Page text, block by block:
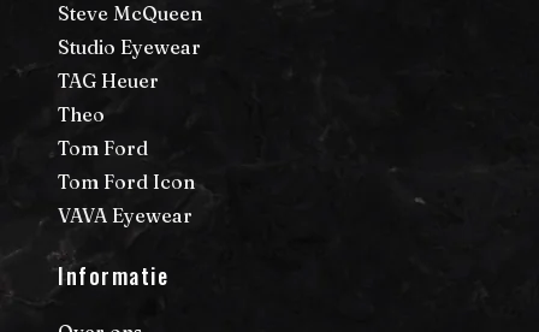
Steve McQueen
Studio Eyewear
TAG Heuer
Theo
Tom Ford
Tom Ford Icon
VAVA Eyewear
Informatie